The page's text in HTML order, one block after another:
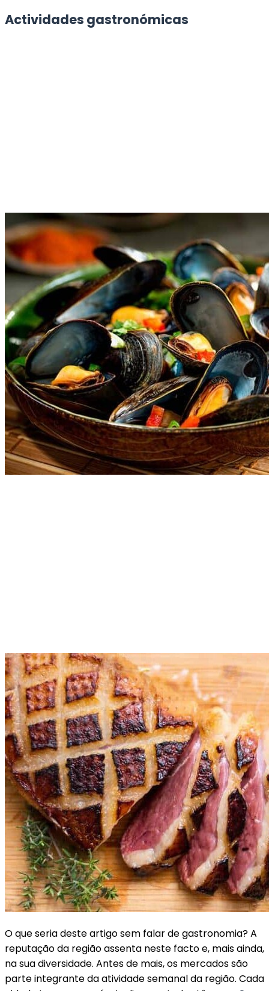
Actividades gastronómicas
O que seria deste artigo sem falar de gastronomia? A
reputação da região assenta neste facto e, mais ainda,
na sua diversidade. Antes de mais, os mercados são
parte integrante da atividade semanal da região. Cada